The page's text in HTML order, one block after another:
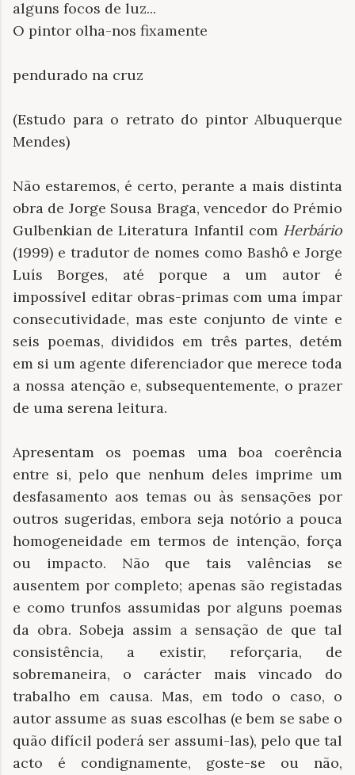
alguns focos de luz...
O pintor olha-nos fixamente
pendurado na cruz
(Estudo para o retrato do pintor Albuquerque
Mendes)
Não estaremos, é certo, perante a mais distinta
obra de Jorge Sousa Braga, vencedor do Prémio
Gulbenkian de Literatura Infantil com Herbário
(1999) e tradutor de nomes como Bashô e Jorge
Luís Borges, até porque a um autor é
impossível editar obras-primas com uma ímpar
consecutividade, mas este conjunto de vinte e
seis poemas, divididos em três partes, detém
em si um agente diferenciador que merece toda
a nossa atenção e, subsequentemente, o prazer
de uma serena leitura.
Apresentam os poemas uma boa coerência
entre si, pelo que nenhum deles imprime um
desfasamento aos temas ou às sensações por
outros sugeridas, embora seja notório a pouca
homogeneidade em termos de intenção, força
ou impacto. Não que tais valências se
ausentem por completo; apenas são registadas
e como trunfos assumidas por alguns poemas
da obra. Sobeja assim a sensação de que tal
consistência, a existir, reforçaria, de
sobremaneira, o carácter mais vincado do
trabalho em causa. Mas, em todo o caso, o
autor assume as suas escolhas (e bem se sabe o
quão difícil poderá ser assumi-las), pelo que tal
acto é condignamente, goste-se ou não,